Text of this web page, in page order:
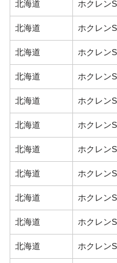
北海道 ホクレン
北海道 ホクレン
北海道 ホクレン
北海道 ホクレン
北海道 ホクレン
北海道 ホクレン
北海道 ホクレン
北海道 ホクレン
北海道 ホクレン
北海道 ホクレン
北海道 ホクレン